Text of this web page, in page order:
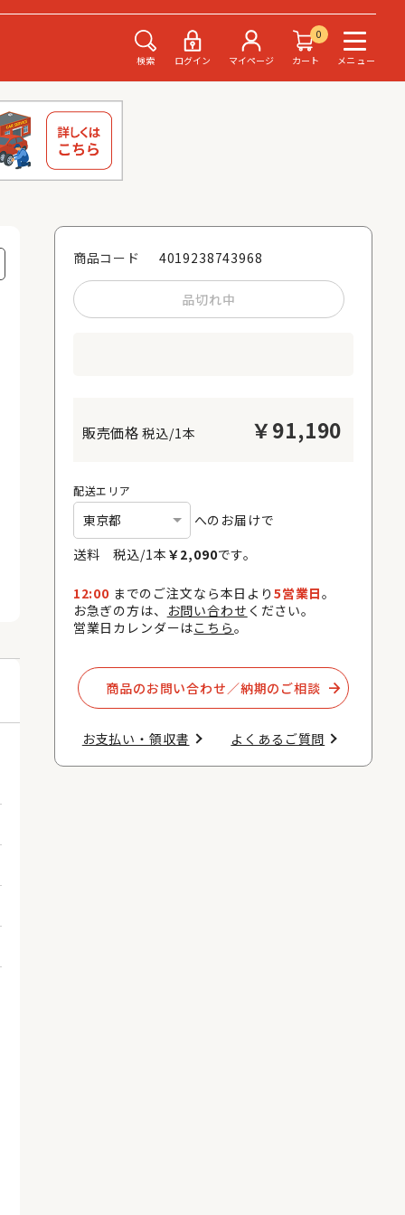
検索 ログイン マイページ
0
カート
メニュー
商品コード 4019238743968
品切れ中
税込/1本 ￥91,190
配送エリア
へのお届けで
送料 税込/1本 ￥2,090です。
12:00 までのご注文なら本日より 5営業日。
お急ぎの方は、
お問い合わせ ください。
営業日カレンダーはこちら。
商品のお問い合わせ／納期のご相談​
お支払い・領収書​ よくあるご質問​